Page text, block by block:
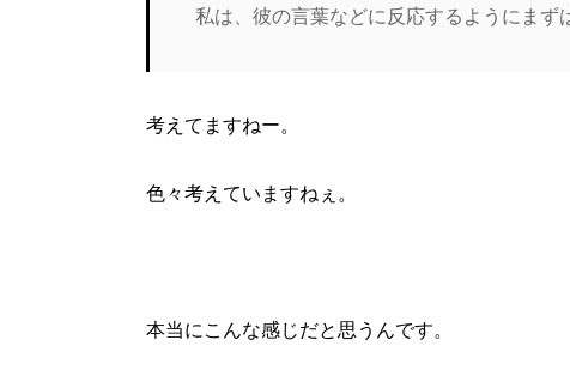
私は、彼の言葉などに反応するようにまず
考えてますねー。
色々考えていますねぇ。
本当にこんな感じだと思うんです。